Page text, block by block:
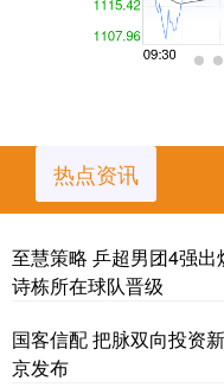
热点资讯
至慧策略 乒超男团4强
诗栋所在球队晋级
国客信配 把脉双向投资
京发布